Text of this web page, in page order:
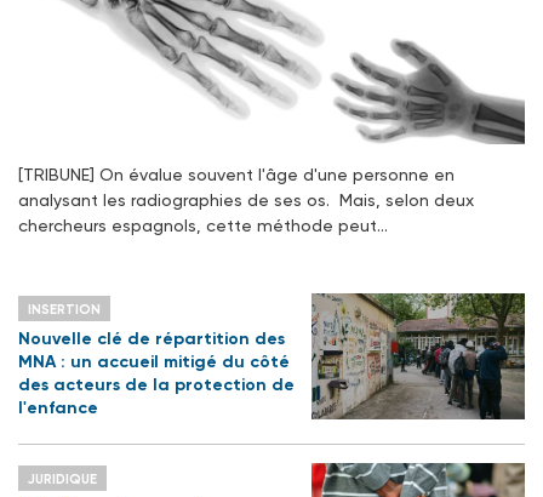
[TRIBUNE] On évalue souvent l'âge d'une personne en
analysant les radiographies de ses os. Mais, selon deux
chercheurs espagnols, cette méthode peut…
INSERTION
Nouvelle clé de répartition des
MNA : un accueil mitigé du côté
des acteurs de la protection de
l'enfance
JURIDIQUE